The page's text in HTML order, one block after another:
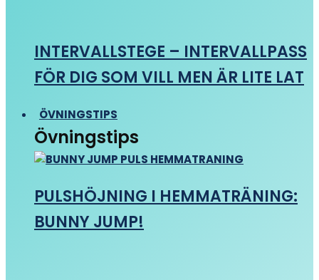
INTERVALLSTEGE – INTERVALLPASS
FÖR DIG SOM VILL MEN ÄR LITE LAT
ÖVNINGSTIPS
Övningstips
PULSHÖJNING I HEMMATRÄNING:
BUNNY JUMP!